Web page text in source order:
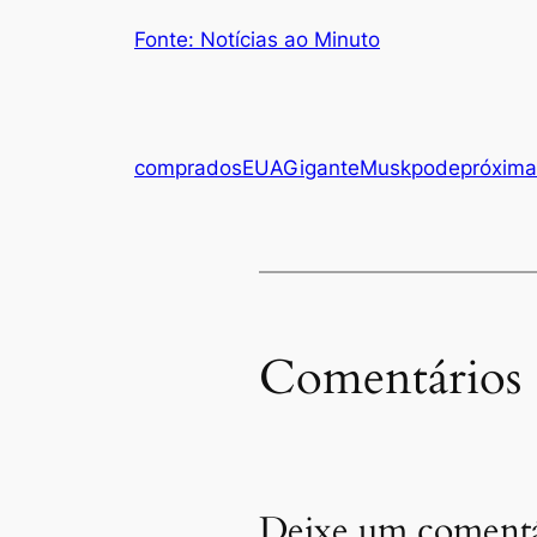
Fonte: Notícias ao Minuto
compradosEUAGiganteMuskpodepróxima
Comentários